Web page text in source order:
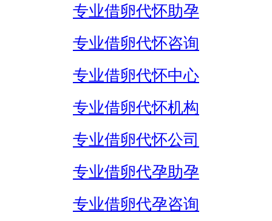
专业借卵代怀助孕
专业借卵代怀咨询
专业借卵代怀中心
专业借卵代怀机构
专业借卵代怀公司
专业借卵代孕助孕
专业借卵代孕咨询